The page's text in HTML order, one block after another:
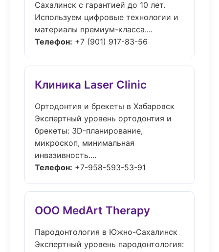
Сахалинск с гарантией до 10 лет.
Используем цифровые технологии и
материалы премиум-класса....
Телефон: +7 (901) 917-83-56
Клиника Laser Clinic
Ортодонтия и брекеты в Хабаровск
Экспертный уровень ортодонтия и
брекеты: 3D-планирование,
микроскоп, минимальная
инвазивность....
Телефон: +7-958-593-53-91
ООО MedArt Therapy
Пародонтология в Южно-Сахалинск
Экспертный уровень пародонтология: